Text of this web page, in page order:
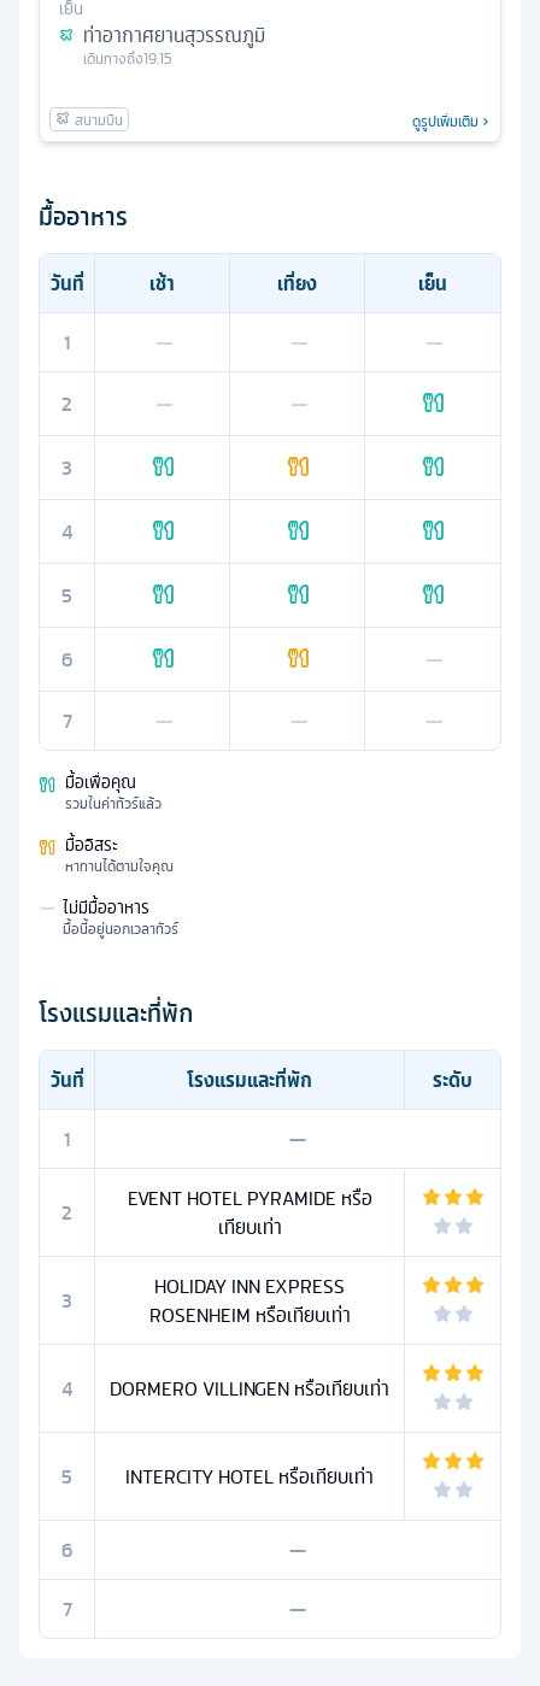
เย็น
ท่าอากาศยานสุวรรณภูมิ
เดินทางถึง19.15
ดูรูปเพิ่มเติม
มื้ออาหาร
วันที่ เช้า เที่ยง
เย็น
1
— —
—
2
— —
3
4
5
6
—
7
— — —
มื้อเพื่อคุณ
รวมในค่าทัวร์แล้ว
มื้ออิสระ
หาทานได้ตามใจคุณ
— ไม่มีมื้ออาหาร
มื้อนี้อยู่นอกเวลาทัวร์
โรงแรมและที่พัก
วันที่ โรงแรมและที่พัก
ระดับ
1
—
2
EVENT HOTEL PYRAMIDE หรือ
เทียบเท่า
3
HOLIDAY INN EXPRESS
ROSENHEIM หรือเทียบเท่า
4 DORMERO VILLINGEN หรือเทียบเท่า
5 INTERCITY HOTEL หรือเทียบเท่า
6
—
7
—